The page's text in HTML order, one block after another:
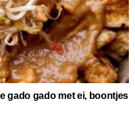
gado gado met ei, boontjes